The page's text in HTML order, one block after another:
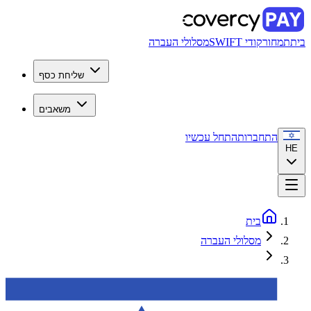
ביתתמחורקודי SWIFT מסלולי העברה
שליחת כסף
משאבים
HE
התחברותהתחל עכשיו
בית
מסלולי העברה